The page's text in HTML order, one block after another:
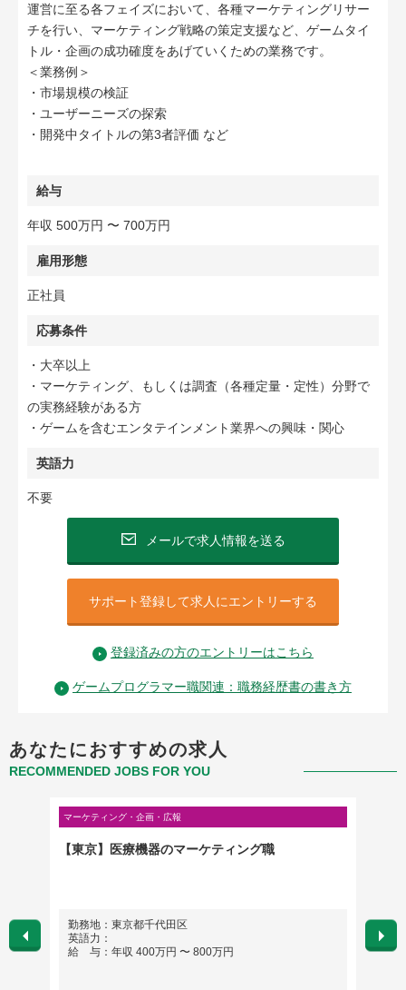
運営に至る各フェイズにおいて、各種マーケティングリサー
チを行い、マーケティング戦略の策定支援など、ゲームタイ
トル・企画の成功確度をあげていくための業務です。
＜業務例＞
・市場規模の検証
・ユーザーニーズの探索
・開発中タイトルの第3者評価 など
給与
年収 500万円 〜 700万円
雇用形態
正社員
応募条件
・大卒以上
・マーケティング、もしくは調査（各種定量・定性）分野で
の実務経験がある方
・ゲームを含むエンタテインメント業界への興味・関心
英語力
不要
メールで求人情報を送る
サポート登録して求人にエントリーする
登録済みの方のエントリーはこちら
ゲームプログラマー職関連：職務経歴書の書き方
あなたにおすすめの求人
RECOMMENDED JOBS FOR YOU
マーケティング・企画・広報
【東京】医療機器のマーケティング職
勤務地：東京都千代田区
英語力：
給 与：年収 400万円 〜 800万円
勤務
英語
給 与